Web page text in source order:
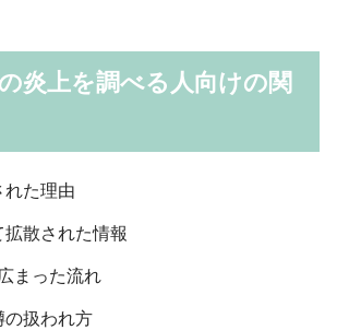
炎上を調べる人向けの関
れた理由
散された情報
まった流れ
の扱われ方